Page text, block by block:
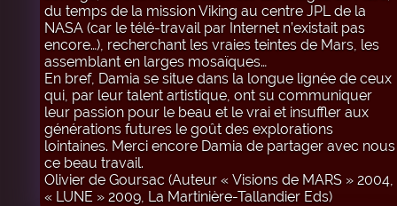
du temps de la mission Viking au centre JPL de la
NASA (car le télé-travail par Internet n’existait pas
encore…), recherchant les vraies teintes de Mars, les
assemblant en larges mosaïques…
En bref, Damia se situe dans la longue lignée de ceux
qui, par leur talent artistique, ont su communiquer
leur passion pour le beau et le vrai et insuffler aux
générations futures le goût des explorations
lointaines. Merci encore Damia de partager avec nous
ce beau travail.
Olivier de Goursac (Auteur « Visions de MARS » 2004,
« LUNE » 2009, La Martinière-Tallandier Eds)